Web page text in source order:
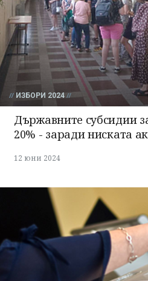
ИЗБОРИ 2024
Държавните субсидии
20% - заради ниската
12 юни 2024